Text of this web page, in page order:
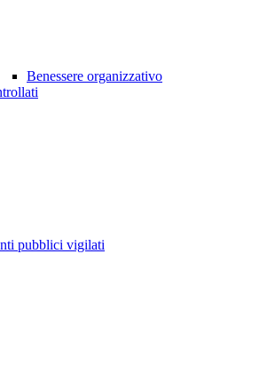
Benessere organizzativo
pubblici vigilati